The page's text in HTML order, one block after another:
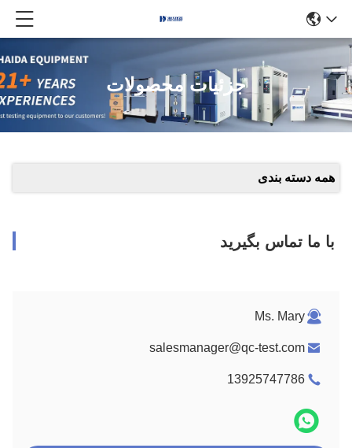
جزئیات محصولات
همه دسته بندی
با ما تماس بگیرید
Ms. Mary
salesmanager@qc-test.com
13925747786